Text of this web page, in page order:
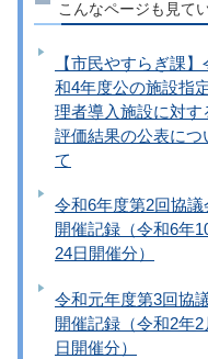
こんなページも見て
【市民やすらぎ課】
和4年度公の施設指
理者導入施設に対す
評価結果の公表につ
て
令和6年度第2回協議
開催記録（令和6年
24日開催分）
令和元年度第3回協
開催記録（令和2年2
日開催分）